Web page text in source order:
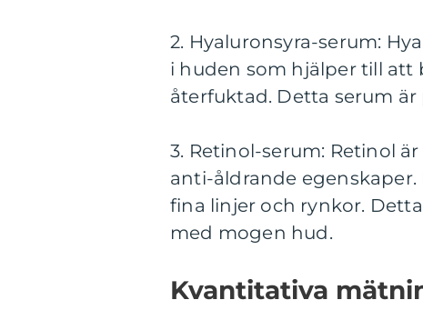
2. Hyaluronsyra-serum:
i huden som hjälper till att
återfuktad. Detta serum
3. Retinol-serum: Retinol
anti-åldrande
fina linjer och rynkor.
med mogen hud.
Kvantitativa